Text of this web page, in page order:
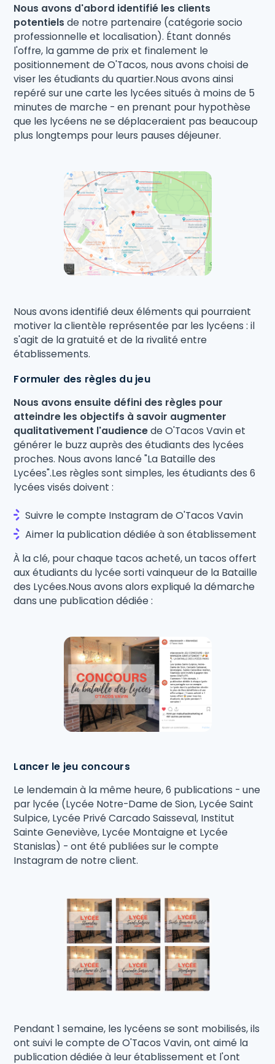
Nous avons d'abord identifié les clients
potentiels de notre partenaire (catégorie socio
professionnelle et localisation). Étant donnés
l'offre, la gamme de prix et finalement le
positionnement de O'Tacos, nous avons choisi de
viser les étudiants du quartier.Nous avons ainsi
repéré sur une carte les lycées situés à moins de 5
minutes de marche - en prenant pour hypothèse
que les lycéens ne se déplaceraient pas beaucoup
plus longtemps pour leurs pauses déjeuner.
Nous avons identifié deux éléments qui pourraient
motiver la clientèle représentée par les lycéens : il
s'agit de la gratuité et de la rivalité entre
établissements.
Formuler des règles du jeu
Nous avons ensuite défini des règles pour
atteindre les objectifs à savoir augmenter
qualitativement l'audiencede O'Tacos Vavin et
générer le buzz auprès des étudiants des lycées
proches. Nous avons lancé "La Bataille des
Lycées".Les règles sont simples, les étudiants des 6
lycées visés doivent :
Suivre le compte Instagram de O'Tacos Vavin
Aimer la publication dédiée à son établissement
À la clé, pour chaque tacos acheté, un tacos offert
aux étudiants du lycée sorti vainqueur de la Bataille
des Lycées.Nous avons alors expliqué la démarche
dans une publication dédiée :
Lancer le jeu concours
Le lendemain à la même heure, 6 publications - une
par lycée (Lycée Notre-Dame de Sion, Lycée Saint
Sulpice, Lycée Privé Carcado Saisseval, Institut
Sainte Geneviève, Lycée Montaigne et Lycée
Stanislas) - ont été publiées sur le compte
Instagram de notre client.
Pendant 1 semaine, les lycéens se sont mobilisés, ils
ont suivi le compte de O'Tacos Vavin, ont aimé la
publication dédiée à leur établissement et l'ont